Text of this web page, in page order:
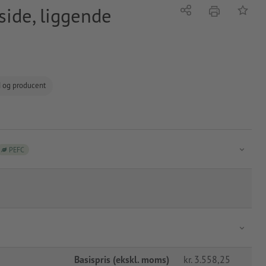
liggende
og producent
Del tryk Tilføj
PEFC
Basispris (ekskl. moms) kr. 3.558,25